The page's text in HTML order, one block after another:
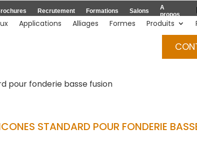
Recrutement Formations Salons
A
propos
Applications Alliages Formes Produits
pour fonderie basse fusion
STANDARD POUR FONDERIE